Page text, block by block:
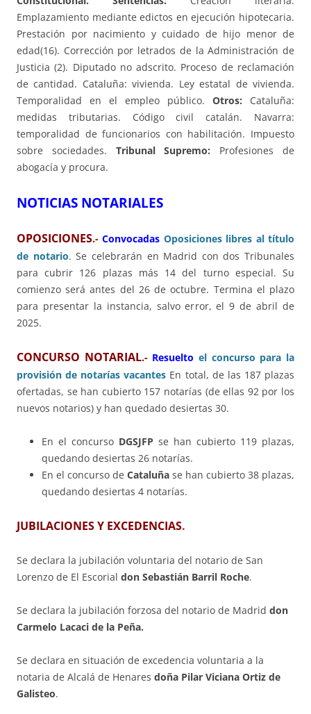
Emplazamiento mediante edictos en ejecución hipotecaria.
Prestación por nacimiento y cuidado de hijo menor de
edad(16). Corrección por letrados de la Administración de
Justicia (2). Diputado no adscrito. Proceso de reclamación
de cantidad. Cataluña: vivienda. Ley estatal de vivienda.
Temporalidad en el empleo público. Otros: Cataluña:
medidas tributarias. Código civil catalán. Navarra:
temporalidad de funcionarios con habilitación. Impuesto
sobre sociedades. Tribunal Supremo: Profesiones de
abogacía y procura.
NOTICIAS NOTARIALES
OPOSICIONES.-Convocadas Oposiciones libres al título
de notario. Se celebrarán en Madrid con dos Tribunales
para cubrir 126 plazas más 14 del turno especial. Su
comienzo será antes del 26 de octubre. Termina el plazo
para presentar la instancia, salvo error, el 9 de abril de
2025.
CONCURSO NOTARIAL.-Resueltoel concurso para la
provisión de notarías vacantes En total, de las 187 plazas
ofertadas, se han cubierto 157 notarías (de ellas 92 por los
nuevos notarios) y han quedado desiertas 30.
En el concurso DGSJFP se han cubierto 119 plazas,
quedando desiertas 26 notarías.
En el concurso de Cataluña se han cubierto 38 plazas,
quedando desiertas 4 notarías.
JUBILACIONES Y EXCEDENCIAS.
Se declara la jubilación voluntaria del notario de San
Lorenzo de El Escorial don Sebastián Barril Roche.
Se declara la jubilación forzosa del notario de Madrid don
Carmelo Lacaci de la Peña.
Se declara en situación de excedencia voluntaria a la
notaria de Alcalá de Henares doña Pilar Viciana Ortiz de
Galisteo.